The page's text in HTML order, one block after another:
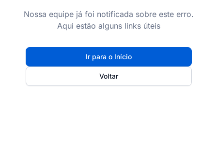
Nossa equipe já foi notificada sobre este erro.
Aqui estão alguns links úteis
Ir para o Início
Voltar